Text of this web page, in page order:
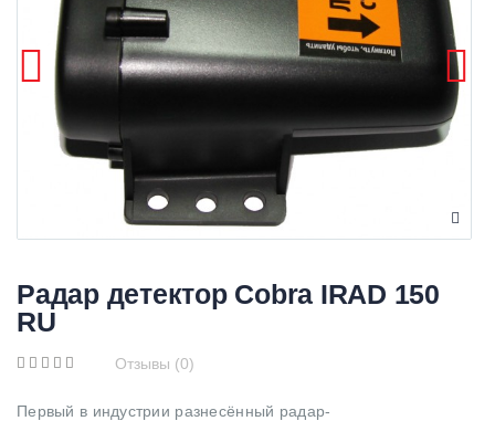
Радар детектор Cobra IRAD 150
RU
Отзывы (0)
Первый в индустрии разнесённый радар-